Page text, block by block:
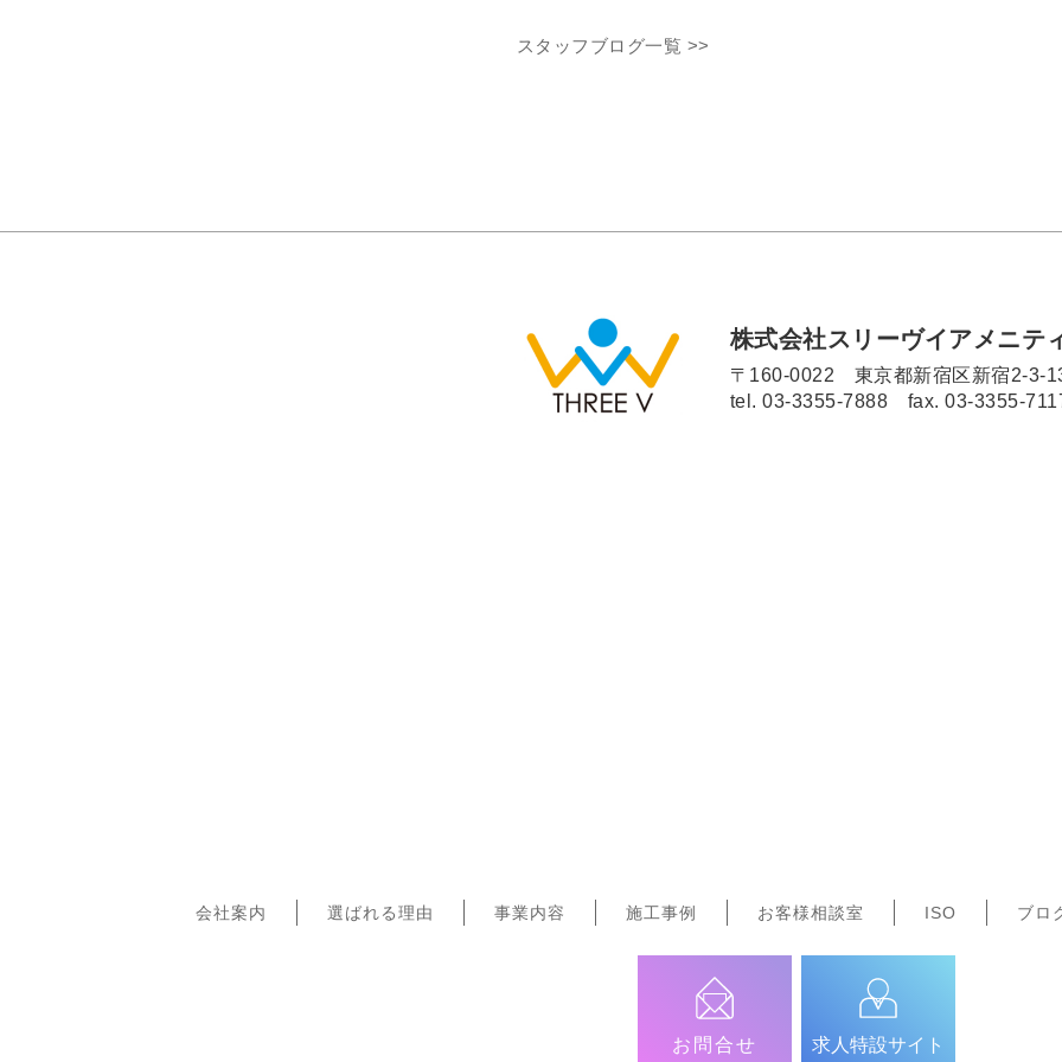
スタッフブログ一覧 >>
株式会社スリーヴイアメニテ
〒160-0022 東京都新宿区新宿2-3-
tel. 03-3355-7888 fax. 03-3355-
会社案内 選ばれる理由 事業内容 施工事例 お客様相談室 ISO ブロ
お問合せ 求人特設サイト